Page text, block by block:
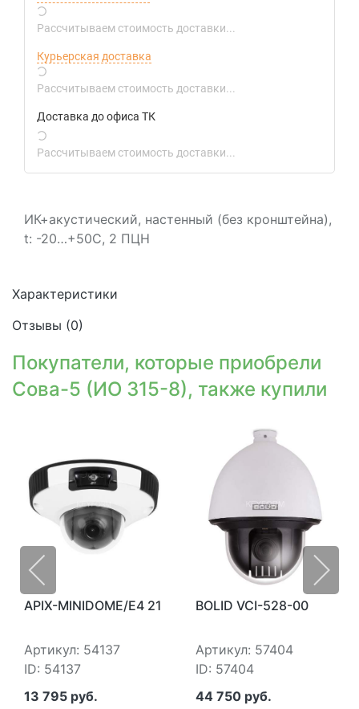
Рассчитываем стоимость доставки...
Курьерская доставка
Рассчитываем стоимость доставки...
Доставка до офиса ТК
Рассчитываем стоимость доставки...
ИК+акустический, настенный (без кронштейна),
t: -20…+50С, 2 ПЦН
Характеристики
Отзывы (0)
Покупатели, которые приобрели
Сова-5 (ИО 315-8), также купили
APIX-MINIDOME/E4 21
Артикул: 54137
ID: 54137
13 795 руб.
BOLID VCI-528-00
Артикул: 57404
ID: 57404
44 750 руб.